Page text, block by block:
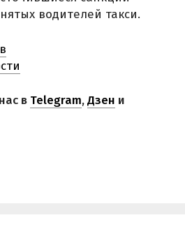
водителей такси.
в Telegram,Дзен и